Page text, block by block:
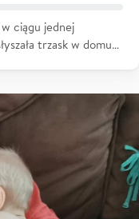
w ciągu jednej
trzask w domu…